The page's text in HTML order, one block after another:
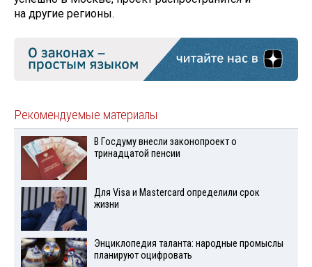
на другие регионы.
Рекомендуемые материалы
В Госдуму внесли законопроект о
тринадцатой пенсии
Для Visа и Mastercard определили срок
жизни
Энциклопедия таланта: народные промыслы
планируют оцифровать